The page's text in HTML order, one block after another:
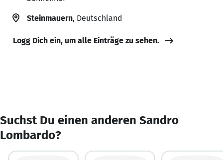
Steinmauern, Deutschland
Logg Dich ein, um alle Einträge zu sehen.
Suchst Du einen anderen Sandro
Lombardo?